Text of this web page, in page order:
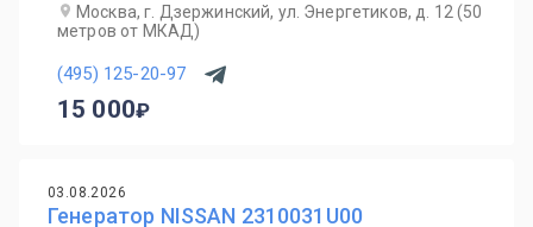
Москва, г. Дзержинский, ул. Энергетиков, д. 12 (50
метров от МКАД)
(495) 125-20-97
15 000
03.08.2026
Генератор NISSAN 2310031U00